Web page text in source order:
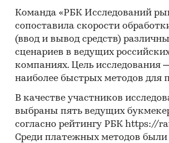
Расчет основных долей
целевых рынках,
потребителей по уровню
Использование базы
таможенной службы для
импорта и экспорта
рынках в натуральном и
выражении в разрезе
Общение с профильными
Команда «РБК Исследований
сопоставила скорости
(ввод и вывод средств)
сценариев в ведущих
компаниях. Цель исследования
наиболее быстрых методов для
В качестве участников
выбраны пять ведущих
согласно рейтингу РБК https://
Среди платежных методов были